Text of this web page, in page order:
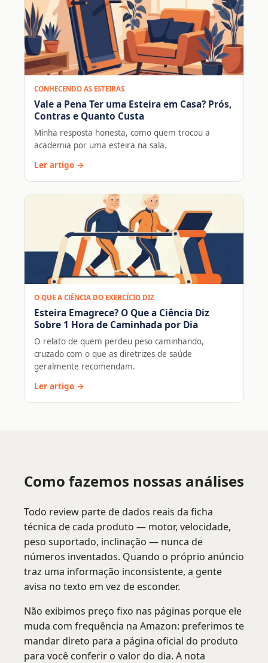
CONHECENDO AS ESTEIRAS
Vale a Pena Ter uma Esteira em Casa? Prós,
Contras e Quanto Custa
Minha resposta honesta, como quem trocou a
academia por uma esteira na sala.
Ler artigo →
O QUE A CIÊNCIA DO EXERCÍCIO DIZ
Esteira Emagrece? O Que a Ciência Diz
Sobre 1 Hora de Caminhada por Dia
O relato de quem perdeu peso caminhando,
cruzado com o que as diretrizes de saúde
geralmente recomendam.
Ler artigo →
Como fazemos nossas análises
Todo review parte de dados reais da ficha
técnica de cada produto — motor, velocidade,
peso suportado, inclinação — nunca de
números inventados. Quando o próprio anúncio
traz uma informação inconsistente, a gente
avisa no texto em vez de esconder.
Não exibimos preço fixo nas páginas porque ele
muda com frequência na Amazon: preferimos te
mandar direto para a página oficial do produto
para você conferir o valor do dia. A nota